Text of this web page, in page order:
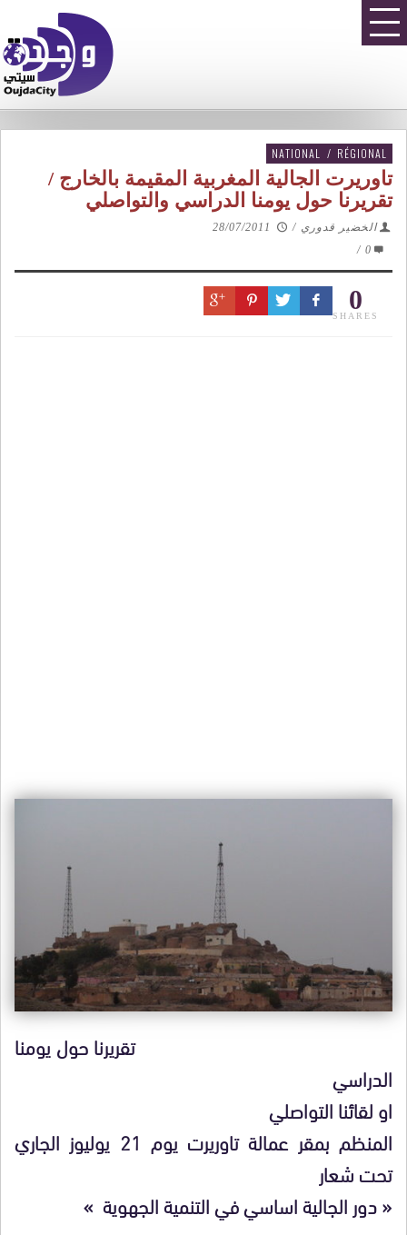
NATIONAL / RÉGIONAL
تاوريرت الجالية المغربية المقيمة بالخارج /
تقريرنا حول يومنا الدراسي والتواصلي
الخضير قدوري /
28/07/2011
0
/
0
SHARES
تقريرنا حول يومنا
الدراسي
او لقائنا التواصلي
المنظم بمقر عمالة تاوريرت يوم 21 يوليوز الجاري
تحت شعار
« دور الجالية اساسي في التنمية الجهوية »